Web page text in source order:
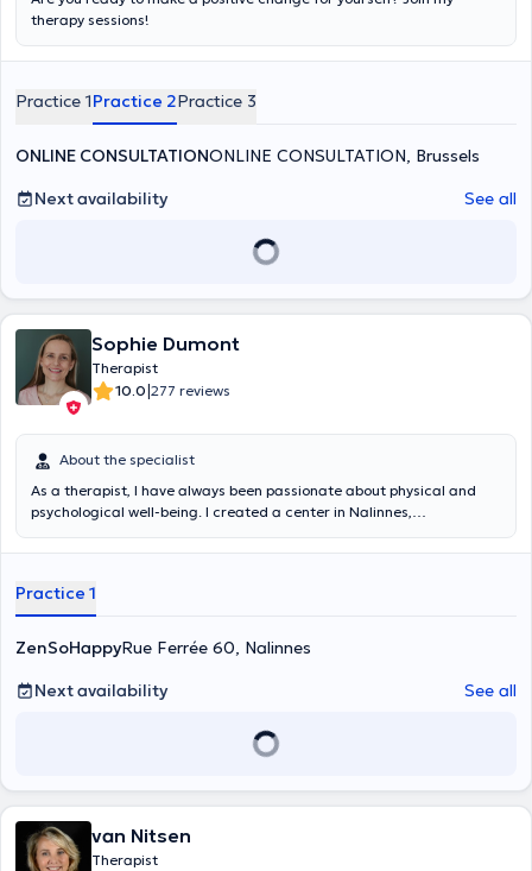
therapy sessions!
Practice 1Practice 2Practice 3
ONLINE CONSULTATIONONLINE CONSULTATION, Brussels
Next availability
See all
Sophie Dumont
Therapist
10.0|277 reviews
About the specialist
As a therapist, I have always been passionate about physical and
psychological well-being. I created a center in Nalinnes,
in your body, you have to feel good in your head and vice versa.
Practice 1
ZenSoHappyRue Ferrée 60, Nalinnes
Next availability
See all
van Nitsen
Therapist